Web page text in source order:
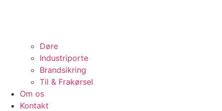
Døre
Industriporte
Brandsikring
Til & Frakørsel
Om os
Kontakt